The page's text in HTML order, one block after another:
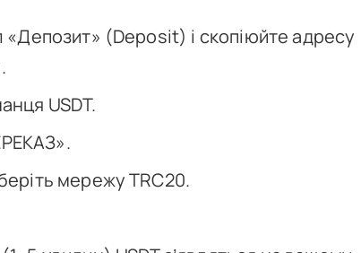
«Депозит» (Deposit) і скопіюйте адресу
USDT.
мережу TRC20.